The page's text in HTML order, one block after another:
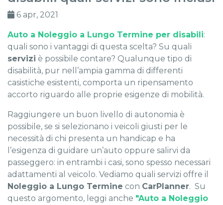
6 apr, 2021
Auto a Noleggio a Lungo Termine per disabili:
quali sono i vantaggi di questa scelta? Su quali
servizi è possibile contare? Qualunque tipo di
disabilità, pur nell’ampia gamma di differenti
casistiche esistenti, comporta un ripensamento
accorto riguardo alle proprie esigenze di mobilità.
Raggiungere un buon livello di autonomia è
possibile, se si selezionano i veicoli giusti per le
necessità di chi presenta un handicap e ha
l’esigenza di guidare un’auto oppure salirvi da
passeggero: in entrambi i casi, sono spesso necessari
adattamenti al veicolo. Vediamo quali servizi offre il
Noleggio a Lungo Termine con CarPlanner. Su
questo argomento, leggi anche "Auto a Noleggio